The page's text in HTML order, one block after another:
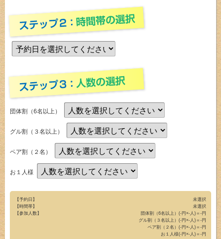
団体割（6名以上）
グル割（３名以上）
ペア割（２名）
お１人様
【予約日】
未選択
【時間帯】
未選択
【参加人数】
団体割（6名以上）(-円×-人)＝-円
グル割（３名以上）(-円×-人)＝-円
ペア割（２名）(-円×-人)＝-円
お１人様(-円×-人)＝-円